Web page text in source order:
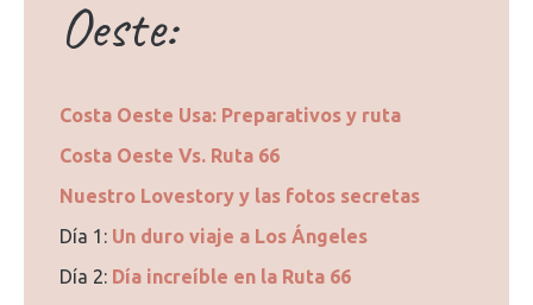
Oeste:
Costa Oeste Usa: Preparativos y ruta
Costa Oeste Vs. Ruta 66
Nuestro Lovestory y las fotos secretas
Día 1: Un duro viaje a Los Ángeles
Día 2: Día increíble en la Ruta 66